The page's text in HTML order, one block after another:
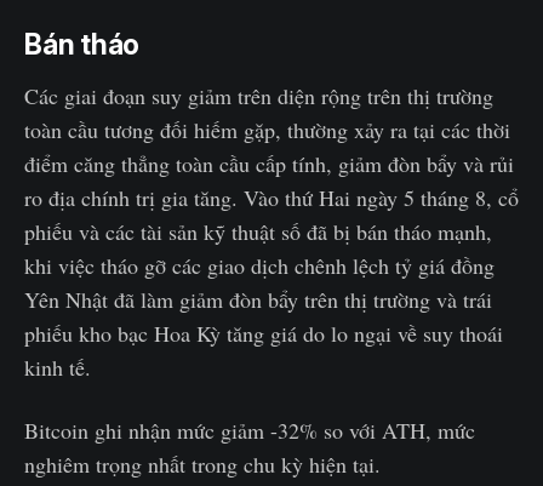
Bán tháo
Các giai đoạn suy giảm trên diện rộng trên thị trường
toàn cầu tương đối hiếm gặp, thường xảy ra tại các thời
điểm căng thẳng toàn cầu cấp tính, giảm đòn bẩy và rủi
ro địa chính trị gia tăng. Vào thứ Hai ngày 5 tháng 8, cổ
phiếu và các tài sản kỹ thuật số đã bị bán tháo mạnh,
khi việc tháo gỡ các giao dịch chênh lệch tỷ giá đồng
Yên Nhật đã làm giảm đòn bẩy trên thị trường và trái
phiếu kho bạc Hoa Kỳ tăng giá do lo ngại về suy thoái
kinh tế.
Bitcoin ghi nhận mức giảm -32% so với ATH, mức
nghiêm trọng nhất trong chu kỳ hiện tại.